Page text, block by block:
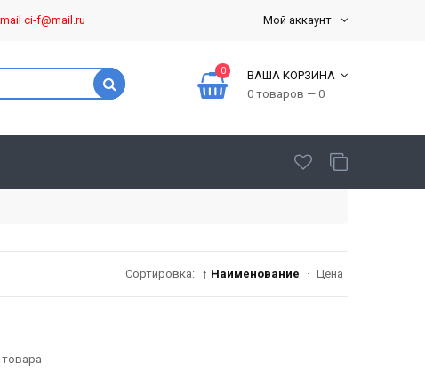
Мой аккаунт
ci-f@mail.ru
0
ВАША КОРЗИНА
0 товаров — 0
Сортировка: ↑ Наименование · Цена